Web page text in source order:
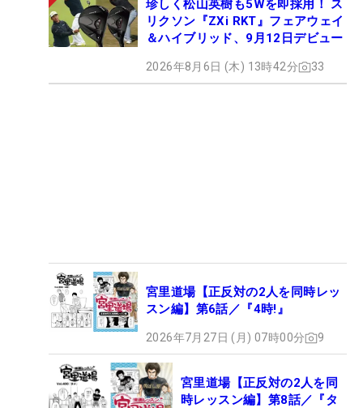
珍しく松山英樹も5Wを即採用！ ス
リクソン『ZXi RKT』フェアウェイ
＆ハイブリッド、9月12日デビュー
2026年8月6日 (木) 13時42分 33
宮里道場【正反対の2人を同時レッ
スン編】第6話／『4時!』
2026年7月27日 (月) 07時00分 9
宮里道場【正反対の2人を同
時レッスン編】第8話／『タ